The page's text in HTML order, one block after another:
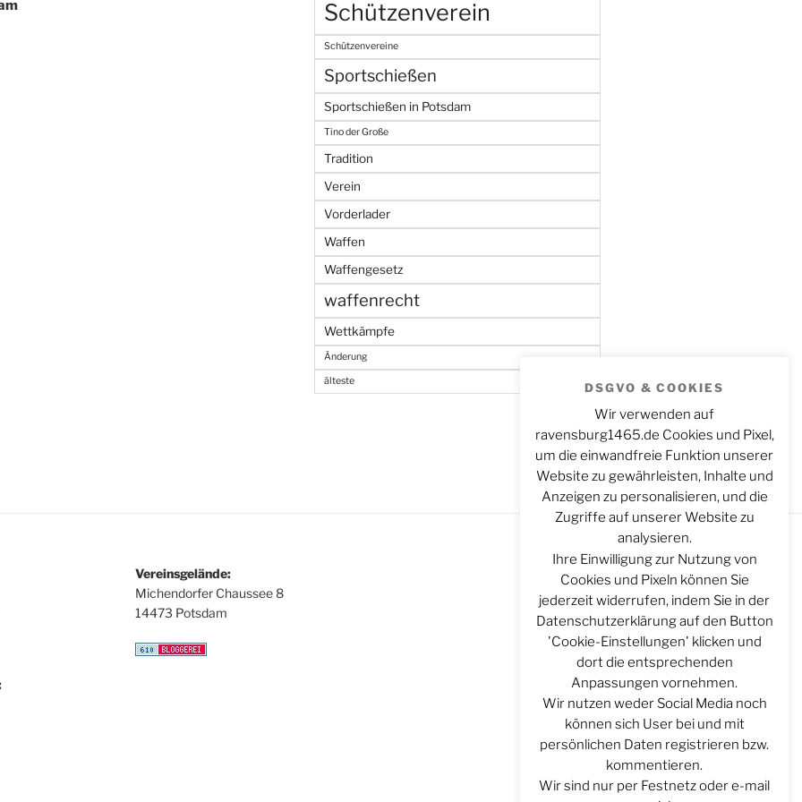
Schützenverein
Schützenvereine
Sportschießen
Sportschießen in Potsdam
Tino der Große
Tradition
Verein
Vorderlader
Waffen
Waffengesetz
waffenrecht
Wettkämpfe
Änderung
älteste
Vereinsgelände:
Michendorfer Chaussee 8
14473 Potsdam
DSGVO & COOKIES
Wir verwenden auf
ravensburg1465.de Cookies und Pixel,
um die einwandfreie Funktion unserer
Website zu gewährleisten, Inhalte und
Anzeigen zu personalisieren, und die
Zugriffe auf unserer Website zu
analysieren.
Ihre Einwilligung zur Nutzung von
Cookies und Pixeln können Sie
jederzeit widerrufen, indem Sie in der
Datenschutzerklärung auf den Button
'Cookie-Einstellungen' klicken und
dort die entsprechenden
Anpassungen vornehmen.
Wir nutzen weder Social Media noch
können sich User bei und mit
persönlichen Daten registrieren bzw.
kommentieren.
Wir sind nur per Festnetz oder e-mail